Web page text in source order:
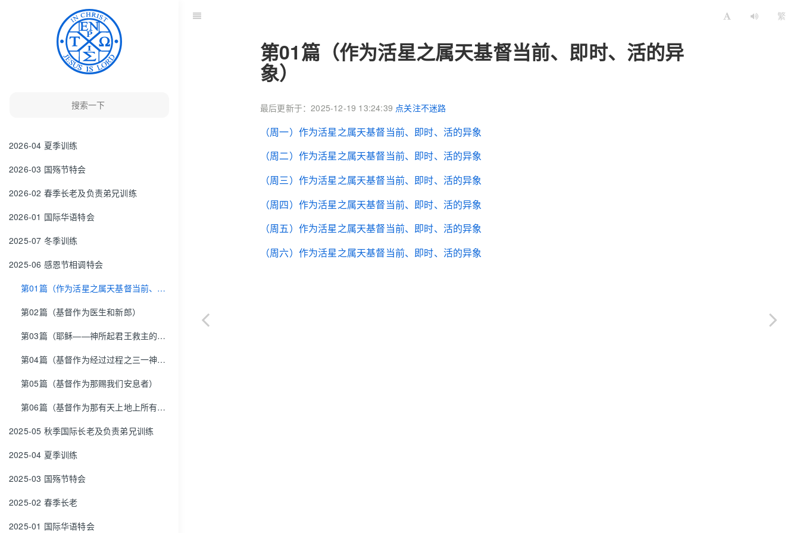
2026-04 夏季训练
2026-03 国殇节特会
2026-02 春季长老及负责弟兄训练
2026-01 国际华语特会
2025-07 冬季训练
2025-06 感恩节相调特会
第01篇（作为活星之属天基督当前、即时、活的异象）
第02篇（基督作为医生和新郎）
第03篇（耶稣——神所起君王救主的名，与以马内利——人所称君王救主的名）
第04篇（基督作为经过过程之三一神的中心）
第05篇（基督作为那赐我们安息者）
第06篇（基督作为那有天上地上所有权柄的一位）
2025-05 秋季国际长老及负责弟兄训练
2025-04 夏季训练
2025-03 国殇节特会
2025-02 春季长老
2025-01 国际华语特会
繁
第01篇（作为活星之属天基督当前、即时、活的异
象）
最后更新于：2025-12-19 13:24:39 点关注不迷路
（周一）作为活星之属天基督当前、即时、活的异象
（周二）作为活星之属天基督当前、即时、活的异象
（周三）作为活星之属天基督当前、即时、活的异象
（周四）作为活星之属天基督当前、即时、活的异象
（周五）作为活星之属天基督当前、即时、活的异象
（周六）作为活星之属天基督当前、即时、活的异象